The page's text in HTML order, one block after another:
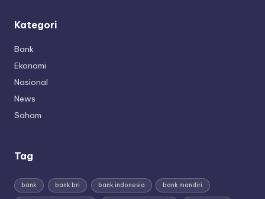
Kategori
Bank
Ekonomi
Nasional
News
Saham
Tag
bank bank bri bank indonesia bank mandiri